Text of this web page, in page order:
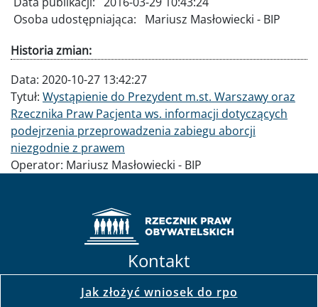
Osoba udostępniająca:
Mariusz Masłowiecki - BIP
Historia zmian:
Data: 2020-10-27 13:42:27
Tytuł: Wystąpienie do Prezydent m.st. Warszawy oraz
Rzecznika Praw Pacjenta ws. informacji dotyczących
podejrzenia przeprowadzenia zabiegu aborcji
niezgodnie z prawem
Operator: Mariusz Masłowiecki - BIP
Kontakt
Jak złożyć wniosek do rpo